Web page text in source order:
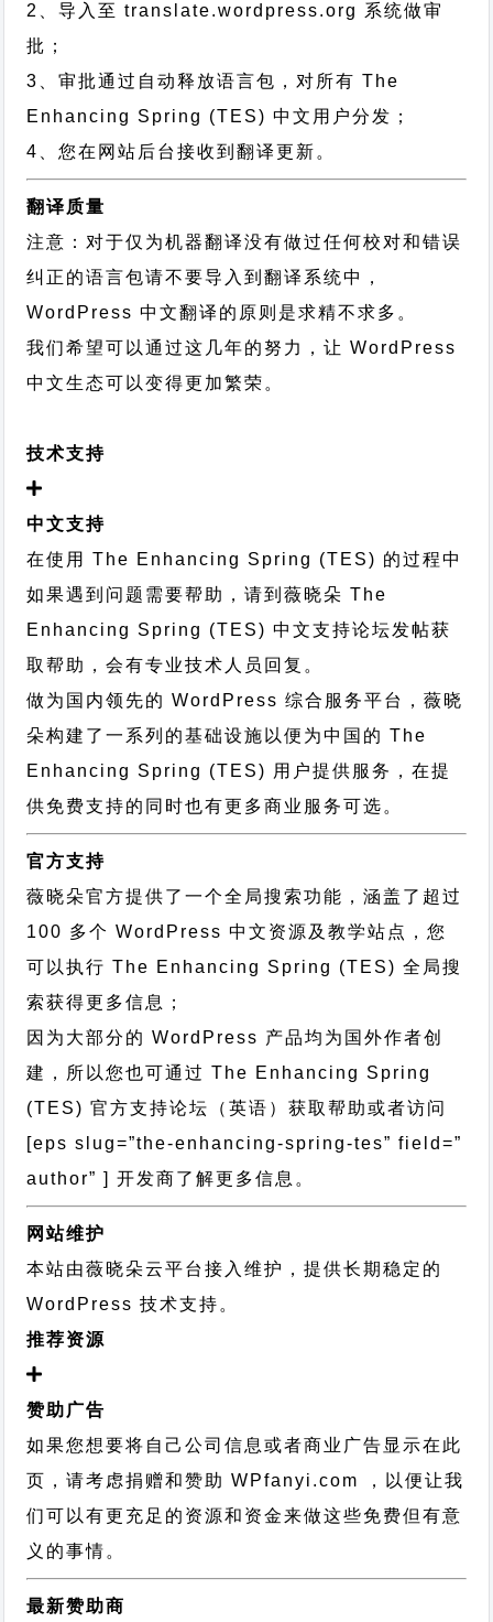
2、导入至 translate.wordpress.org 系统做审
批；
3、审批通过自动释放语言包，对所有 The
Enhancing Spring (TES) 中文用户分发；
4、您在网站后台接收到翻译更新。
翻译质量
注意：对于仅为机器翻译没有做过任何校对和错误
纠正的语言包请不要导入到翻译系统中，
WordPress 中文翻译的原则 是求精不求多。
我们希望可以通过这几年的努力，让 WordPress
中文生态可以变得更加繁荣。
技术支持
中文支持
在使用 The Enhancing Spring (TES) 的过程中
如果遇到问题需要帮助，请到薇晓朵 The
Enhancing Spring (TES) 中文支持论坛发帖获
取帮助，会有专业技术人员回复。
做为国内领先的 WordPress 综合服务平台，薇晓
朵构建了一系列的基础设施以便为中国的 The
Enhancing Spring (TES) 用户提供服务，在提
供免费支持的同时也有更多商业服务可选。
官方支持
薇晓朵官方提供了一个全局搜索功能，涵盖了超过
100 多个 WordPress 中文资源及教学站点，您
可以执行 The Enhancing Spring (TES) 全局搜
索获得更多信息；
因为大部分的 WordPress 产品均为国外作者创
建，所以您也可通过The Enhancing Spring
(TES) 官方支持论坛
（英语）获取帮助或者访问
[eps slug=”the-enhancing-spring-tes” field=”
author” ] 开发商了解更多信息。
网站维护
本站由薇晓朵云平台接入维护，提供长期稳定的
WordPress 技术支持 。
推荐资源
赞助广告
如果您想要将自己公司信息或者商业广告显示在此
页，请考虑捐赠和赞助 WPfanyi.com ，以便让我
们可以有更充足的资源和资金来做这些免费但有意
义的事情。
最新赞助商